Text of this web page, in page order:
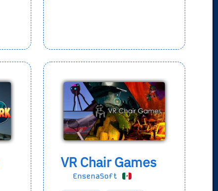
VR Chair Games
EnsenaSoft